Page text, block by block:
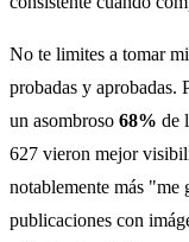
No te limites a tomar
probadas y aprobadas.
un asombroso 68% de
627 vieron mejor
notablemente más "me
publicaciones con